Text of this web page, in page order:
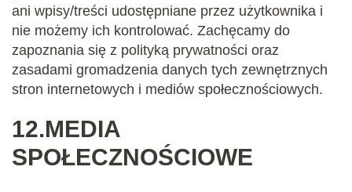
ani wpisy/treści udostępniane przez użytkownika i
nie możemy ich kontrolować. Zachęcamy do
zapoznania się z polityką prywatności oraz
zasadami gromadzenia danych tych zewnętrznych
stron internetowych i mediów społecznościowych.
12.MEDIA
SPOŁECZNOŚCIOWE